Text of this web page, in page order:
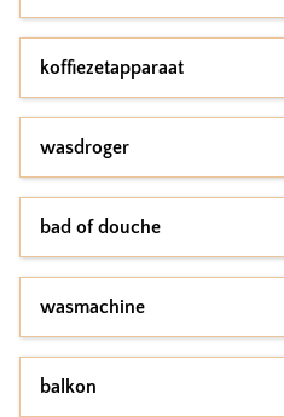
koffiezetapparaat
wasdroger
bad of douche
wasmachine
balkon